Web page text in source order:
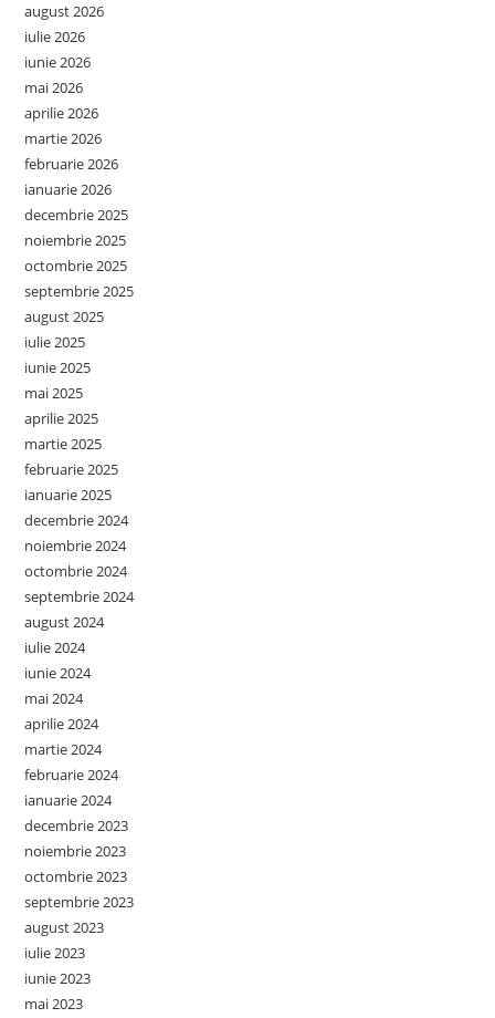
august 2026
iulie 2026
iunie 2026
mai 2026
aprilie 2026
martie 2026
februarie 2026
ianuarie 2026
decembrie 2025
noiembrie 2025
octombrie 2025
septembrie 2025
august 2025
iulie 2025
iunie 2025
mai 2025
aprilie 2025
martie 2025
februarie 2025
ianuarie 2025
decembrie 2024
noiembrie 2024
octombrie 2024
septembrie 2024
august 2024
iulie 2024
iunie 2024
mai 2024
aprilie 2024
martie 2024
februarie 2024
ianuarie 2024
decembrie 2023
noiembrie 2023
octombrie 2023
septembrie 2023
august 2023
iulie 2023
iunie 2023
mai 2023